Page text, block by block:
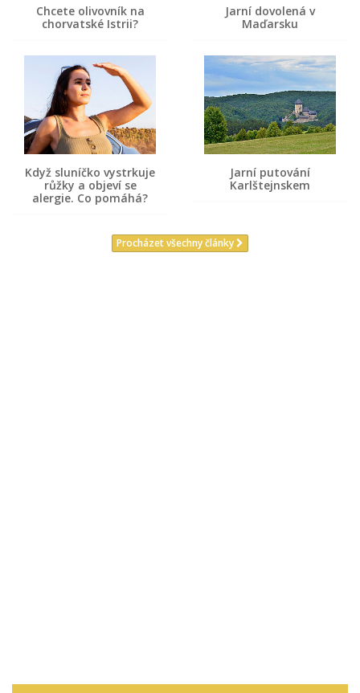
Chcete olivovník na
chorvatské Istrii?
Jarní dovolená v
Maďarsku
Když sluníčko vystrkuje
růžky a objeví se
alergie. Co pomáhá?
Jarní putování
Karlštejnskem
Procházet všechny články